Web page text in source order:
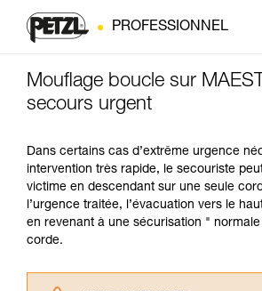
PROFESSIONNEL
Mouflage boucle sur
secours urgent
Dans certains cas d’extrême urgence
intervention très rapide, le secouriste
victime en descendant sur une seule
l’urgence traitée, l’évacuation vers le
en revenant à une sécurisation "
corde.